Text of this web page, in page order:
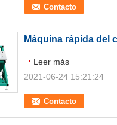
Contacto
Máquina rápida del
Contacto
Leer más
2021-06-24 15:21:24